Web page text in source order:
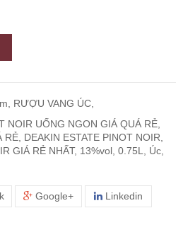
RƯỢU VANG ÚC,
NOIR UỐNG NGON GIÁ QUÁ RẺ,
DEAKIN ESTATE PINOT NOIR,
GIÁ RẺ NHẤT, 13%vol, 0.75L, Úc,
Google+ Linkedin